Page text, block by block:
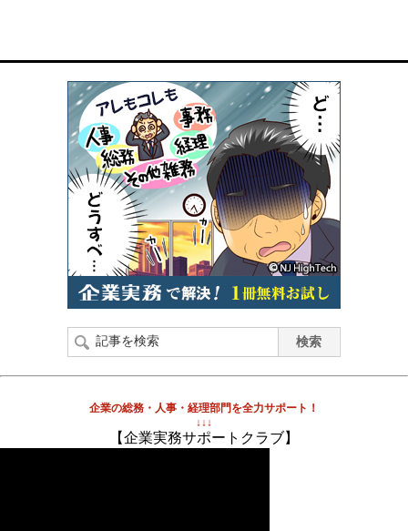
企業の総務・人事・経理部門を全力サポート！
↓↓↓
【企業実務サポートクラブ】